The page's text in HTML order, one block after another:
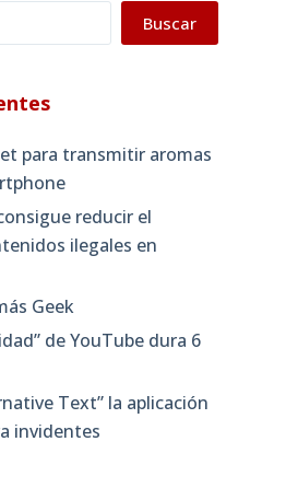
Buscar
para transmitir aromas
reducir el
ilegales en
Geek
de YouTube dura 6
Text” la aplicación
invidentes